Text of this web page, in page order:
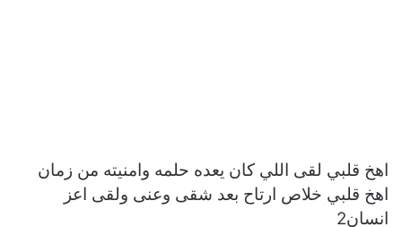
اهخ قلبي لقى اللي كان يعده حلمه وامنيته من زمان
اهخ قلبي خلاص ارتاح بعد شقى وعنى ولقى اعز
انسان2